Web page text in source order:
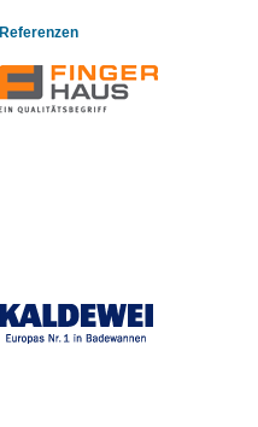
Referenzen